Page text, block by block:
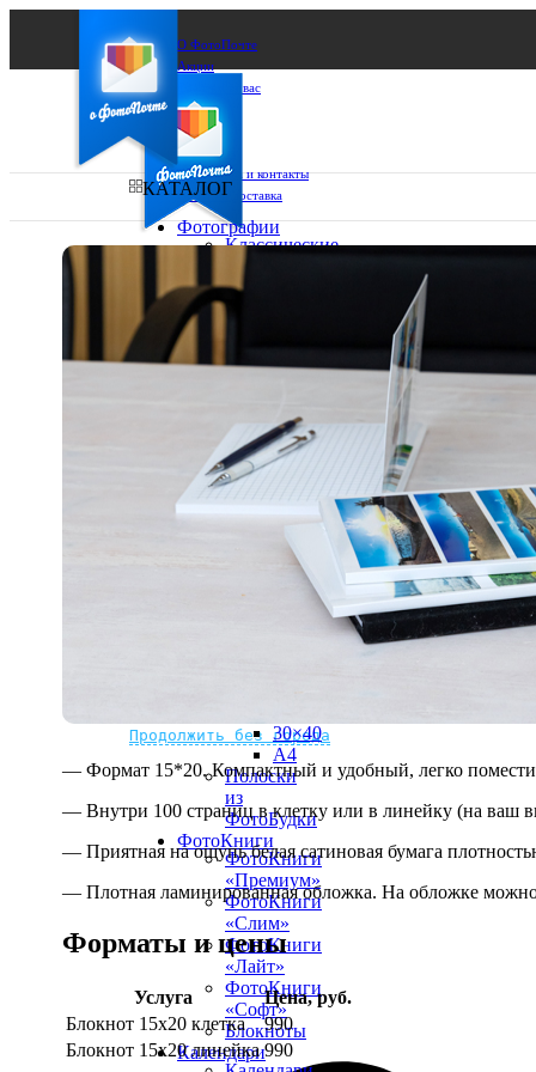
О ФотоПочте
Акции
Сделаем за вас
Бизнесу
FAQ
Франшиза
Поддержка и контакты
Оплата и доставка
Ваш регион доставки
Выберите из списка:
Продолжить без города
КАТАЛОГ
Фотографии
Классические
фото
15х15
15х20
20х30
30х30
30х40
в
10х10
10×15
13×18
30×40
A4
Полоски
из
ФотоБудки
ФотоКниги
ФотоКниги
«Премиум»
ФотоКниги
«Слим»
ФотоКниги
«Лайт»
ФотоКниги
«Софт»
Блокноты
Календари
— Формат 15*20. Компактный и удобный, легко
— Внутри 100 страниц в клетку или в линейку (на ваш
— Приятная на ощупь белая сатиновая бумага
— Плотная ламинированная обложка. На обложке
Форматы и цены
Услуга
Цена, руб.
Блокнот 15х20 клетка
990
Блокнот 15х20 линейка 990